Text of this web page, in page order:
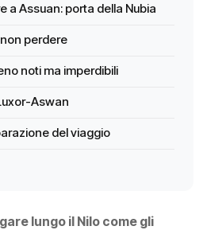
a Assuan: porta della Nubia
perdere
noti ma imperdibili
Aswan
del viaggio
lungo il Nilo come gli